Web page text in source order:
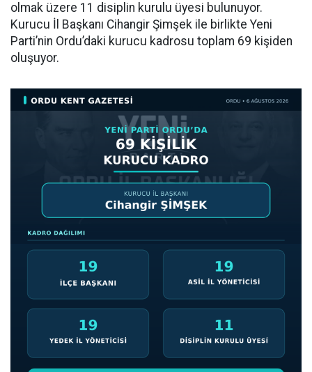
olmak üzere 11 disiplin kurulu üyesi bulunuyor.
Kurucu İl Başkanı Cihangir Şimşek ile birlikte Yeni
Parti’nin Ordu’daki kurucu kadrosu toplam 69 kişiden
oluşuyor.